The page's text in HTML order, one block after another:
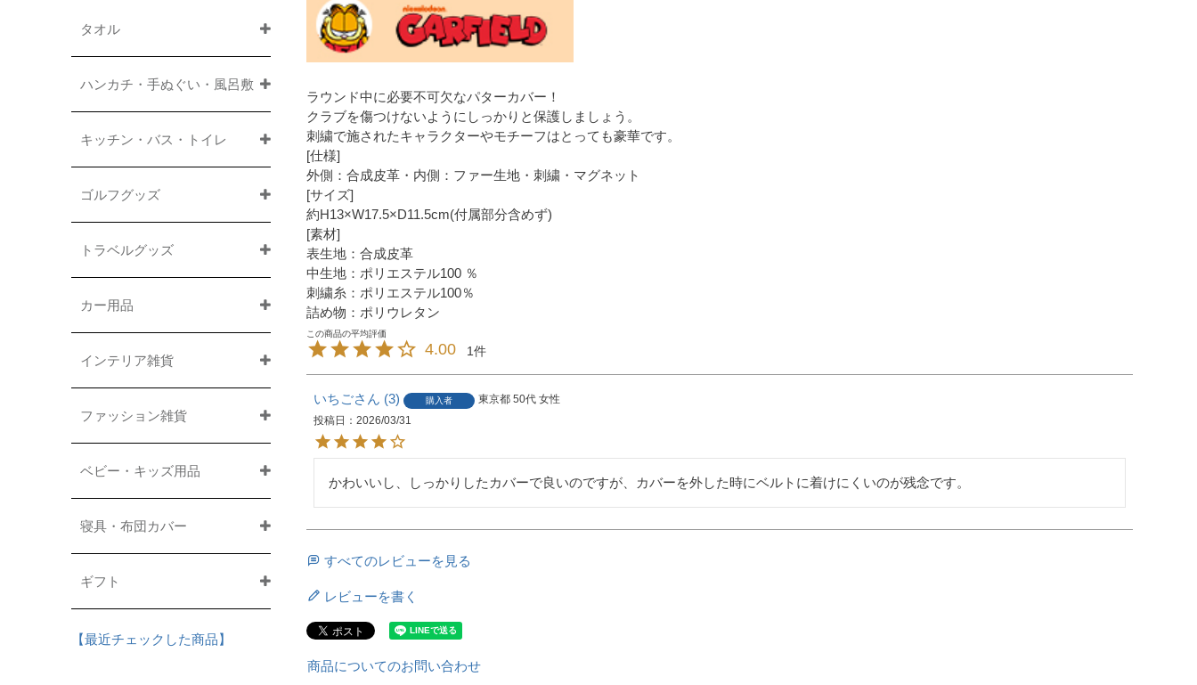
タオル
ハンカチ・手ぬぐい・風呂敷
キッチン・バス・トイレ
ゴルフグッズ
トラベルグッズ
カー用品
インテリア雑貨
ファッション雑貨
ベビー・キッズ用品
寝具・布団カバー
ギフト
【最近チェックした商品】
ラウンド中に必要不可欠なパターカバー！
クラブを傷つけないようにしっかりと保護しましょう。
刺繍で施されたキャラクターやモチーフはとっても豪華です。
[仕様]
外側：合成皮革・内側：ファー生地・刺繍・マグネット
[サイズ]
約H13×W17.5×D11.5cm(付属部分含めず)
[素材]
表生地：合成皮革
中生地：ポリエステル100 ％
刺繍糸：ポリエステル100％
詰め物：ポリウレタン
4.00 1
いちご 3 購入者 東京都 50代 女性
投稿日
2026/03/31
かわいいし、しっかりしたカバーで良いのですが、カバーを外した時にベルトに着けにくいのが残念です。
すべてのレビューを見る
レビューを書く
商品についてのお問い合わせ